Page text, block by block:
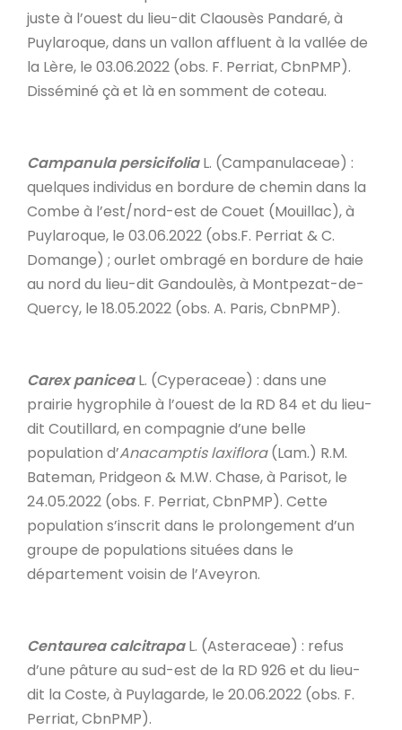
juste à l’ouest du lieu-dit Claousès Pandaré, à
Puylaroque, dans un vallon affluent à la vallée de
la Lère, le 03.06.2022 (obs. F. Perriat, CbnPMP).
Disséminé çà et là en somment de coteau.
Campanula persicifoliaL. (Campanulaceae) :
quelques individus en bordure de chemin dans la
Combe à l’est/nord-est de Couet (Mouillac), à
Puylaroque, le 03.06.2022 (obs.F. Perriat & C.
Domange) ; ourlet ombragé en bordure de haie
au nord du lieu-dit Gandoulès, à Montpezat-de-
Quercy, le 18.05.2022 (obs. A. Paris, CbnPMP).
Carex paniceaL. (Cyperaceae) : dans une
prairie hygrophile à l’ouest de la RD 84 et du lieu-
dit Coutillard, en compagnie d’une belle
population d’Anacamptis laxiflora(Lam.) R.M.
Bateman, Pridgeon & M.W. Chase, à Parisot, le
24.05.2022 (obs. F. Perriat, CbnPMP). Cette
population s’inscrit dans le prolongement d’un
groupe de populations situées dans le
département voisin de l’Aveyron.
Centaurea calcitrapaL. (Asteraceae) : refus
d’une pâture au sud-est de la RD 926 et du lieu-
dit la Coste, à Puylagarde, le 20.06.2022 (obs. F.
Perriat, CbnPMP).